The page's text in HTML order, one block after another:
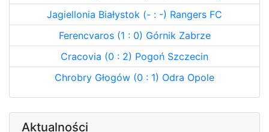
Jagiellonia Białystok (- : -) Rangers FC
Ferencvaros (1 : 0) Górnik Zabrze
Cracovia (0 : 2) Pogoń Szczecin
Chrobry Głogów (0 : 1) Odra Opole
Aktualności